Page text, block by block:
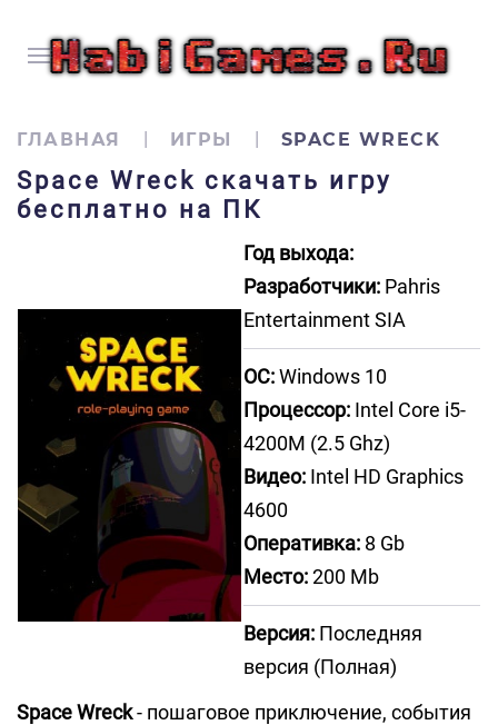
ГЛАВНАЯ ИГРЫ SPACE WRECK
Space Wreck скачать игру
бесплатно на ПК
Год выхода:
Разработчики: Pahris
Entertainment SIA
ОС:Windows 10
Процессор: Intel Core i5-
4200M (2.5 Ghz)
Видео: Intel HD Graphics
4600
Оперативка: 8 Gb
Место:200 Mb
Версия: Последняя
версия (Полная)
Space Wreck- пошаговое приключение, события